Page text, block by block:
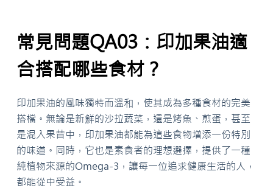
常見問題QA03：印加果油適
合搭配哪些食材？
印加果油的風味獨特而溫和，使其成為多種食材的完美
搭檔。無論是新鮮的沙拉蔬菜，還是烤魚、煎蛋，甚至
是混入果昔中，印加果油都能為這些食物增添一份特別
的味道。同時，它也是素食者的理想選擇，提供了一種
純植物來源的Omega-3，讓每一位追求健康生活的人，
都能從中受益。